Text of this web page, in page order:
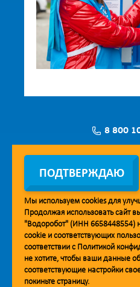
8 800
Заявка на
Мобильное
ПОДТВЕРЖДАЮ
Мы используем cookiesдля
Продолжая использовать сайт
"Водоробот" (ИНН 6658448554)
cookie и соответствующих
соответствии с Политикой
не хотите, чтобы ваши данные
соответствующие настройки
покиньте страницу.